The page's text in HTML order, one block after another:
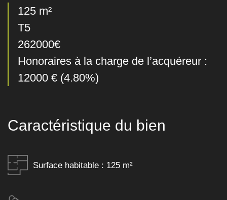
125 m²
T5
262000€
Honoraires à la charge de l’acquéreur :
12000 € (4.80%)
Caractéristique du bien
Surface habitable : 125 m²